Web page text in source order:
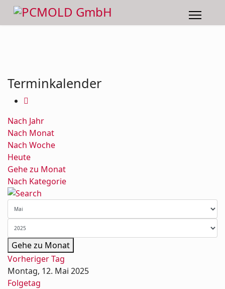
Terminkalender
Nach Jahr
Nach Monat
Nach Woche
Heute
Gehe zu Monat
Nach Kategorie
Gehe zu Monat
Vorheriger Tag
Montag, 12. Mai 2025
Folgetag